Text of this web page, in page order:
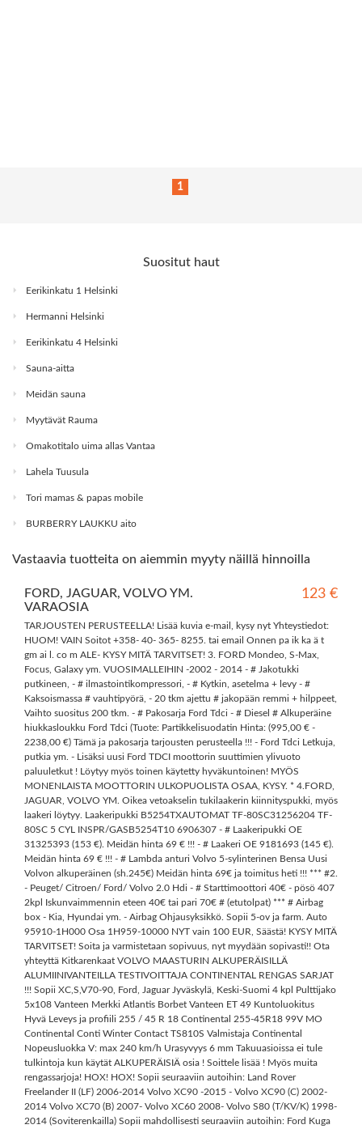
1
Suositut haut
Eerikinkatu 1 Helsinki
Hermanni Helsinki
Eerikinkatu 4 Helsinki
Sauna-aitta
Meidän sauna
Myytävät Rauma
Omakotitalo uima allas Vantaa
Lahela Tuusula
Tori mamas & papas mobile
BURBERRY LAUKKU aito
Vastaavia tuotteita on aiemmin myyty näillä hinnoilla
FORD, JAGUAR, VOLVO YM.
VARAOSIA
123 €
TARJOUSTEN PERUSTEELLA! Lisää kuvia e-mail, kysy nyt Yhteystiedot:
HUOM! VAIN Soitot +358- 40- 365- 8255. tai email Onnen pa ik ka ä t
gm ai l. co m ALE- KYSY MITÄ TARVITSET! 3. FORD Mondeo, S-Max,
Focus, Galaxy ym. VUOSIMALLEIHIN -2002 - 2014 - # Jakotukki
putkineen, - # ilmastointikompressori, - # Kytkin, asetelma + levy - #
Kaksoismassa # vauhtipyörä, - 20 tkm ajettu # jakopään remmi + hilppeet,
Vaihto suositus 200 tkm. - # Pakosarja Ford Tdci - # Diesel # Alkuperäine
hiukkasloukku Ford Tdci (Tuote: Partikkelisuodatin Hinta: (995,00 € -
2238,00 €) Tämä ja pakosarja tarjousten perusteella !!! - Ford Tdci Letkuja,
putkia ym. - Lisäksi uusi Ford TDCI moottorin suuttimien ylivuoto
paluuletkut ! Löytyy myös toinen käytetty hyväkuntoinen! MYÖS
MONENLAISTA MOOTTORIN ULKOPUOLISTA OSAA, KYSY. * 4.FORD,
JAGUAR, VOLVO YM. Oikea vetoakselin tukilaakerin kiinnityspukki, myös
laakeri löytyy. Laakeripukki B5254TXAUTOMAT TF-80SC31256204 TF-
80SC 5 CYL INSPR/GASB5254T10 6906307 - # Laakeripukki OE
31325393 (153 €). Meidän hinta 69 € !!! - # Laakeri OE 9181693 (145 €).
Meidän hinta 69 € !!! - # Lambda anturi Volvo 5-sylinterinen Bensa Uusi
Volvon alkuperäinen (sh.245€) Meidän hinta 69€ ja toimitus heti !!! *** #2.
- Peuget/ Citroen/ Ford/ Volvo 2.0 Hdi - # Starttimoottori 40€ - pösö 407
2kpl Iskunvaimmennin eteen 40€ tai pari 70€ # (etutolpat) *** # Airbag
box - Kia, Hyundai ym. - Airbag Ohjausyksikkö. Sopii 5-ov ja farm. Auto
95910-1H000 Osa 1H959-10000 NYT vain 100 EUR, Säästä! KYSY MITÄ
TARVITSET! Soita ja varmistetaan sopivuus, nyt myydään sopivasti!! Ota
yhteyttä Kitkarenkaat VOLVO MAASTURIN ALKUPERÄISILLÄ
ALUMIINIVANTEILLA TESTIVOITTAJA CONTINENTAL RENGAS SARJAT
!!! Sopii XC,S,V70-90, Ford, Jaguar Jyväskylä, Keski-Suomi 4 kpl Pulttijako
5x108 Vanteen Merkki Atlantis Borbet Vanteen ET 49 Kuntoluokitus
Hyvä Leveys ja profiili 255 / 45 R 18 Continental 255-45R18 99V MO
Continental Conti Winter Contact TS810S Valmistaja Continental
Nopeusluokka V: max 240 km/h Urasyvyys 6 mm Takuuasioissa ei tule
tulkintoja kun käytät ALKUPERÄISIÄ osia ! Soittele lisää ! Myös muita
rengassarjoja! HOX! HOX! Sopii seuraaviin autoihin: Land Rover
Freelander II (LF) 2006-2014 Volvo XC90 -2015 - Volvo XC90 (C) 2002-
2014 Volvo XC70 (B) 2007- Volvo XC60 2008- Volvo S80 (T/KV/K) 1998-
2014 (Soviterenkailla) Sopii mahdollisesti seuraaviin autoihin: Ford Kuga